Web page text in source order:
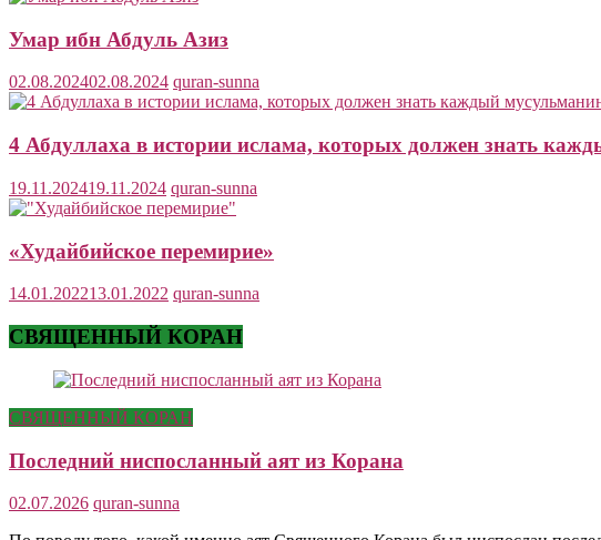
Умар ибн Абдуль Азиз
02.08.202402.08.2024 quran-sunna
4 Абдуллаха в истории ислама, которых должен знать
19.11.202419.11.2024 quran-sunna
«Худайбийское перемирие»
14.01.202213.01.2022 quran-sunna
СВЯЩЕННЫЙ КОРАН
СВЯЩЕННЫЙ КОРАН
Последний ниспосланный аят из Корана
02.07.2026 quran-sunna